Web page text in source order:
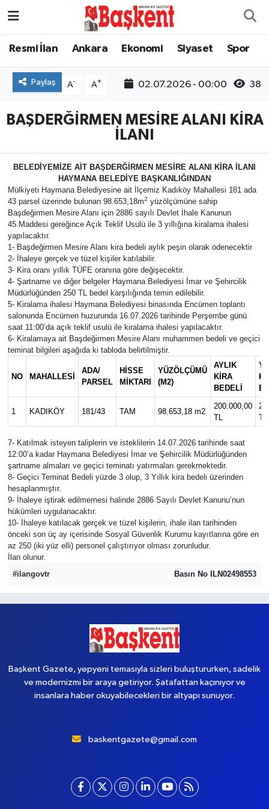
Resmi İlan Ankara Ekonomi Siyaset Spor
Paylaş A- A+ 02.07.2026 - 00:00 38
BAŞDERĞİRMEN MESİRE ALANI KİRA
İLANI
BELEDİYEMİZE AİT BAŞDERĞİRMEN MESİRE ALANI KİRA İLANI
HAYMANA BELEDİYE BAŞKANLIĞINDAN
Mülkiyeti Haymana Belediyesine ait İlçemiz Kadıköy Mahallesi 181 ada
43 parsel üzerinde bulunan 98.653,18m2 yüzölçümüne sahip
Başdeğirmen Mesire Alanı için 2886 sayılı Devlet İhale Kanunun
45.Maddesi gereğince Açık Teklif Usulü ile 3 yıllığına kiralama ihalesi
yapılacaktır.
1- Başdeğirmen Mesire Alanı kira bedeli aylık peşin olarak ödenecektir
2- İhaleye gerçek ve tüzel kişiler katılabilir.
3- Kira oranı yıllık TÜFE oranına göre değişecektir.
4- Şartname ve diğer belgeler Haymana Belediyesi İmar ve Şehircilik
Müdürlüğünden 250 TL bedel karşılığında temin edilebilir.
5- Kiralama ihalesi Haymana Belediyesi binasında Encümen toplantı
salonunda Encümen huzurunda 16.07.2026 tarihinde Perşembe günü
saat 11:00’da açık teklif usulü ile kiralama ihalesi yapılacaktır.
6- Kiralamaya ait Başdeğirmen Mesire Alanı muhammen bedeli ve geçici
teminat bilgileri aşağıda ki tabloda belirtilmiştir.
NO MAHALLESİ
ADA/
PARSEL
HİSSE
MİKTARI
YÜZÖLÇÜMÜ
(M2)
AYLIK
KİRA
BEDELİ
1 KADIKÖY 181/43 TAM 98.653,18 m2
200.000,00
TL
TL
7- Katılmak isteyen taliplerin ve isteklilerin 14.07.2026 tarihinde saat
12:00’a kadar Haymana Belediyesi İmar ve Şehircilik Müdürlüğünden
şartname almaları ve geçici teminatı yatırmaları gerekmektedir.
8- Geçici Teminat Bedeli yüzde 3 olup, 3 Yıllık kira bedeli üzerinden
hesaplanmıştır.
9- İhaleye iştirak edilmemesi halinde 2886 Sayılı Devlet Kanunu’nun
hükümleri uygulanacaktır.
10- İhaleye katılacak gerçek ve tüzel kişilerin, ihale ilan tarihinden
önceki son üç ay içerisinde Sosyal Güvenlik Kurumu kayıtlarına göre en
az 250 (iki yüz elli) personel çalıştırıyor olması zorunludur.
İlan olunur.
#ilangovtr
Basın No ILN02498553
Başkent Gazete, yepyeni temasıyla sizleri buluştururken, sadelik
ve modernizmi bir araya getiriyor. Şatafattan kaçınıyor ve
insanlara haber okuyabilecekleri bir altyapı sunuyor.
baskentgazete@gmail.com
Ankara
Eğitim
Ekonomi
Genel
Gündem
Güvenlik
Kültür-Sanat
Magazin
Özel Haber
Resmi İlan
Sağlık
Siyaset
Spor
Teknoloji
Nöbetçi Eczaneler
Süper Lig Puan Durumu ve Fikstür
Tüm Manşetler
Son Dakika Haberleri
Haber Arşivi